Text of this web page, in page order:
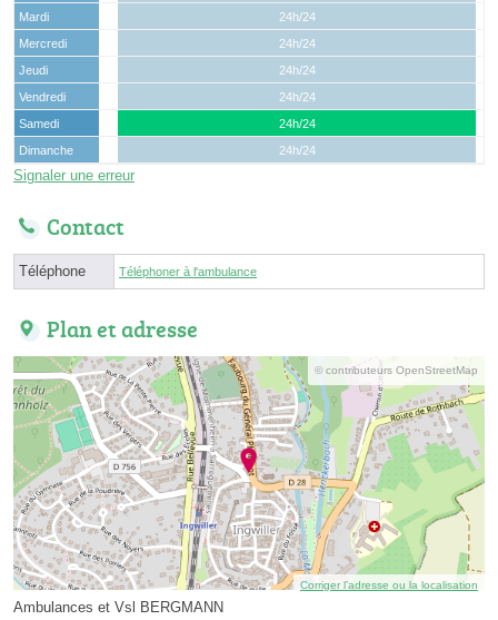
Mardi
24h/24
Mercredi
24h/24
Jeudi
24h/24
Vendredi
24h/24
Samedi
24h/24
Dimanche
24h/24
Signaler une erreur
Contact
Téléphone Téléphoner à l'ambulance
Plan et adresse
© contributeurs OpenStreetMap
Corriger l’adresse ou la localisation
Ambulances et Vsl BERGMANN